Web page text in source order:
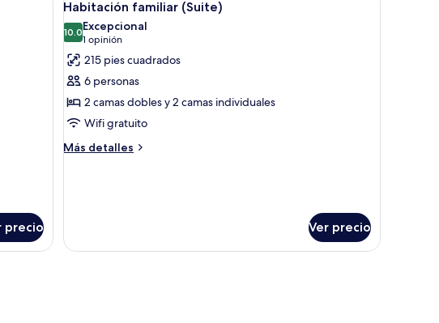
2
camas
individuales,
vista
a
la
ciudad
precio
todas
las
fotos
de
Habitación
familiar
(Suite)
13
Habitación familiar (Suite)
10.010.0 de 10
Excepcional
1 opinión
(1
opinión)
215 pies cuadrados
6 personas
2 camas dobles y 2 camas individuales
Wifi gratuito
Más detalles
Más
Ver precio